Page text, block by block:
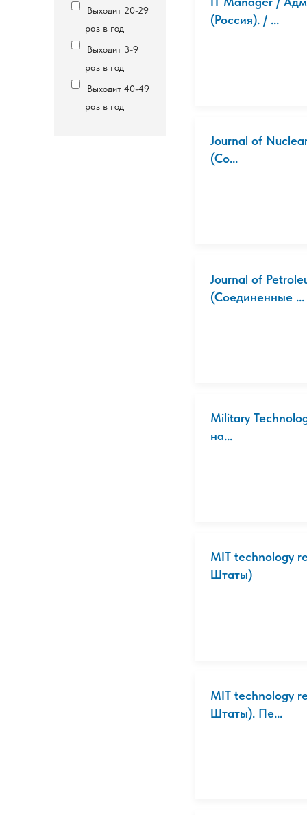
Выходит 20-29
раз в год
Выходит 3-9
раз в год
Выходит 40-49
раз в год
(Россия). / ...
Journal of
(Со...
Journal of
(Соединенные ...
Military
на...
MIT technology
Штаты)
MIT technology
Штаты). Пе...